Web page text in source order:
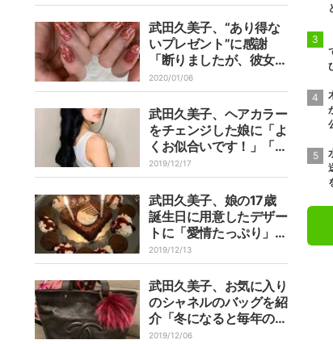
武田久美子、“あり得な
いプレゼント”に感謝
「断りましたが、彼女の
笑顔に負けました」
2020/01/06
武田久美子、ヘアカラー
をチェンジした娘に「よ
くお似合いです！」「素
敵」の声
2019/12/17
武田久美子、娘の17歳
誕生日に用意したデザー
トに「愛情たっぷり」
「真似させて」の声
2019/12/13
武田久美子、お気に入り
のシャネルのバッグを紹
介「冬になると毎年のよ
うに持つ」
2019/12/06